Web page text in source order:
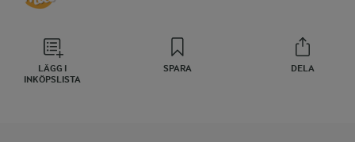
LÄGG I
INKÖPSLISTA
SPARA DELA